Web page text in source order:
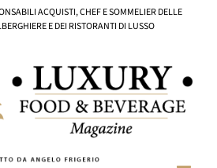
ACQUISTI, CHEF E SOMMELIER DELLE
E DEI RISTORANTI DI LUSSO